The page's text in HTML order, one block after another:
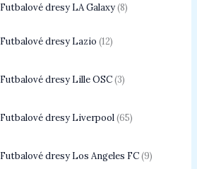
Futbalové dresy LA Galaxy 8
Futbalové dresy Lazio 12
Futbalové dresy Lille OSC 3
Futbalové dresy Liverpool 65
Futbalové dresy Los Angeles FC 9